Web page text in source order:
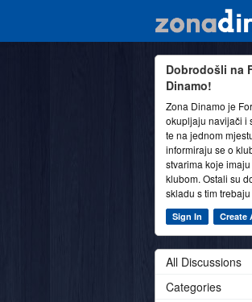
Dobrodošli na
Dinamo!
Zona Dinamo je
okupljaju navijači i
te na jednom
informiraju se o
stvarima koje
klubom. Ostali su
skladu s tim
Sign In Create
All Discussions
Categories